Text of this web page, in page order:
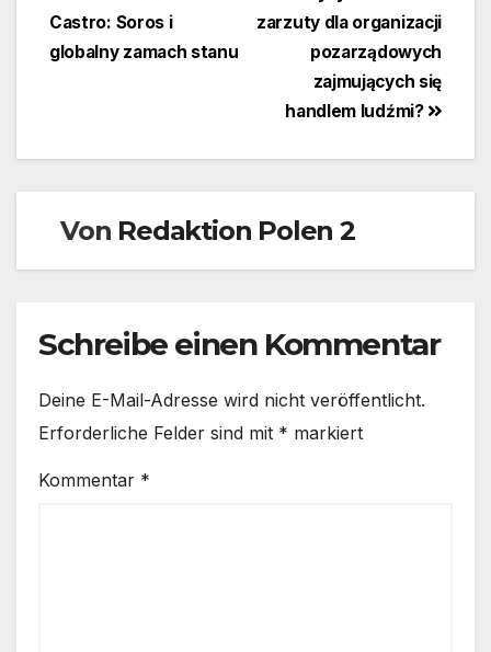
zarzuty dla organizacji
pozarządowych
zajmujących się
handlem ludźmi?
Castro: Soros i
globalny zamach stanu
Von Redaktion Polen 2
Schreibe einen Kommentar
Deine E-Mail-Adresse wird nicht veröffentlicht.
Erforderliche Felder sind mit * markiert
Kommentar *